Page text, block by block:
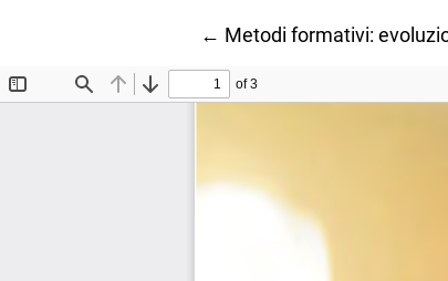
← Ritorna ai dettagli
Metodi formativi: